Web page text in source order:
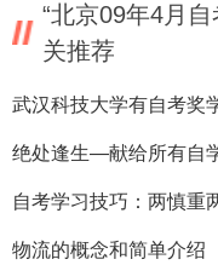
“北京09年4月
关推荐
武汉科技大学有自考奖
绝处逢生—献给所有自
物流的概念和简单介绍